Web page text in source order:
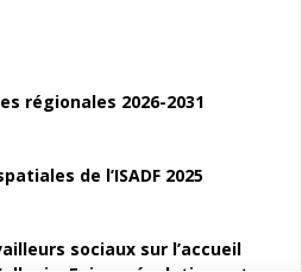
régionales 2026-2031
de l’ISADF 2025
sociaux sur l’accueil